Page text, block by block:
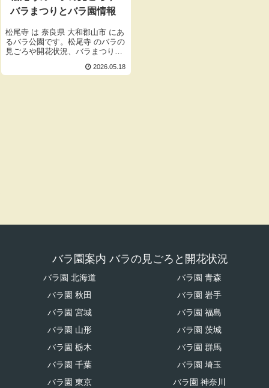
バラまつりとバラ園情報
松尾寺 は 奈良県 大和郡山市 にあ
るバラ公園です。松尾寺 のバラの
見ごろや開花状況、バラまつりと
2026.05.18
バラ園案内 バラの見ごろと開花状況
バラ園 北海道
バラ園 青森
バラ園 秋田
バラ園 岩手
バラ園 宮城
バラ園 福島
バラ園 山形
バラ園 茨城
バラ園 栃木
バラ園 群馬
バラ園 千葉
バラ園 埼玉
バラ園 東京
バラ園 神奈川